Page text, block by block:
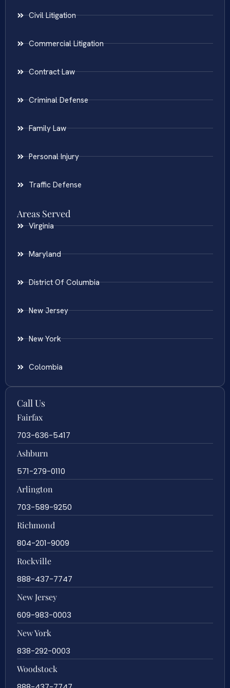
Civil Litigation
Commercial Litigation
Contract Law
Criminal Defense
Family Law
Personal Injury
Traffic Defense
Areas Served
Virginia
Maryland
District Of Columbia
New Jersey
New York
Colombia
Call Us
Fairfax
703-636-5417
Ashburn
571-279-0110
Arlington
703-589-9250
Richmond
804-201-9009
Rockville
888-437-7747
New Jersey
609-983-0003
New York
838-292-0003
Woodstock